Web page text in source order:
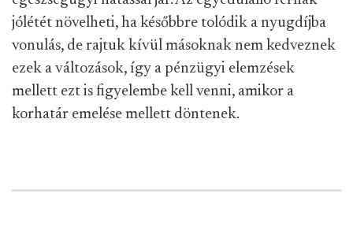
jólétét növelheti, ha későbbre tolódik a nyugdíjba
vonulás, de rajtuk kívül másoknak nem kedveznek
ezek a változások, így a pénzügyi elemzések
mellett ezt is figyelembe kell venni, amikor a
korhatár emelése mellett döntenek.